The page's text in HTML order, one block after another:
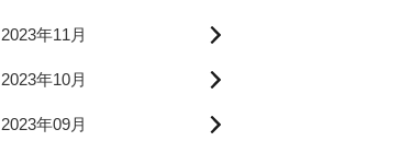
2023年11月
2023年10月
2023年09月